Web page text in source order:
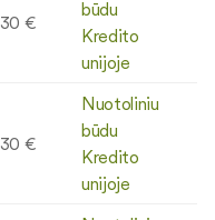
30 €
būdu
Kredito
unijoje
30 €
Nuotoliniu
būdu
Kredito
unijoje